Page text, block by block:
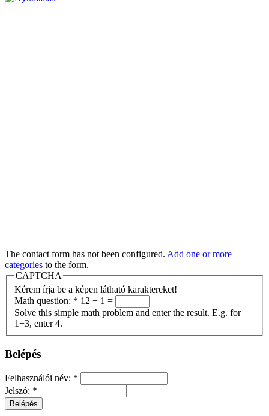
The contact form has not been configured. Add one or more
categories to the form.
CAPTCHA
Kérem írja be a képen látható karaktereket!
Math question: * 12 + 1 =
Solve this simple math problem and enter the result. E.g. for
1+3, enter 4.
Belépés
Felhasználói név: *
Jelszó: *